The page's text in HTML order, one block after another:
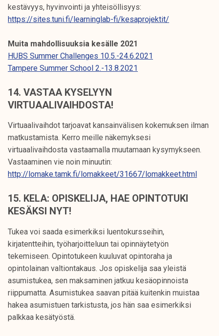
kestävyys, hyvinvointi ja yhteisöllisyys:
https://sites.tuni.fi/learninglab-fi/kesaprojektit/
Muita mahdollisuuksia kesälle 2021
HUBS Summer Challenges 10.5.-24.6.2021
Tampere Summer School 2.-13.8.2021
14. VASTAA KYSELYYN
VIRTUAALIVAIHDOSTA!
Virtuaalivaihdot tarjoavat kansainvälisen kokemuksen ilman
matkustamista. Kerro meille näkemyksesi
virtuaalivaihdosta vastaamalla muutamaan kysymykseen.
Vastaaminen vie noin minuutin:
http://lomake.tamk.fi/lomakkeet/31667/lomakkeet.html
15. KELA: OPISKELIJA, HAE OPINTOTUKI
KESÄKSI NYT!
Tukea voi saada esimerkiksi luentokursseihin,
kirjatentteihin, työharjoitteluun tai opinnäytetyön
tekemiseen. Opintotukeen kuuluvat opintoraha ja
opintolainan valtiontakaus. Jos opiskelija saa yleistä
asumistukea, sen maksaminen jatkuu kesäopinnoista
riippumatta. Asumistukea saavan pitää kuitenkin muistaa
hakea asumistuen tarkistusta, jos hän saa esimerkiksi
palkkaa kesätyöstä.